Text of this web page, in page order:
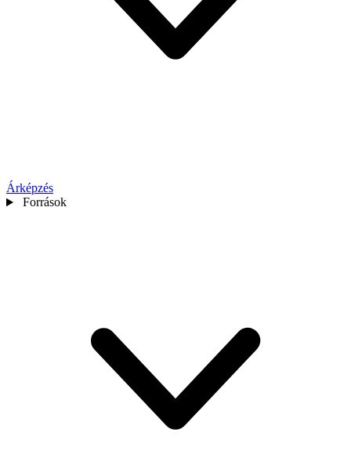
Árképzés
Források